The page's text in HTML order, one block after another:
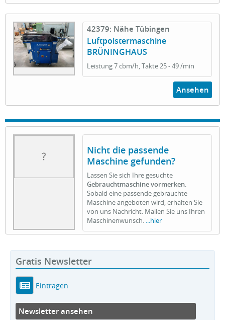
42379: Nähe Tübingen
Luftpolstermaschine
BRÜNINGHAUS
Leistung 7 cbm/h, Takte 25 - 49 /min
Ansehen
Nicht die passende
Maschine gefunden?
Lassen Sie sich Ihre gesuchte
Gebrauchtmaschine vormerken.
Sobald eine passende gebrauchte
Maschine angeboten wird, erhalten Sie
von uns Nachricht. Mailen Sie uns Ihren
Maschinenwunsch. ...hier
Gratis Newsletter
Eintragen
Newsletter ansehen